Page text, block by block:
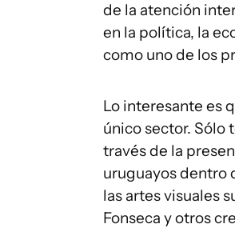
de la atención
en la política, la
como uno de los
Lo interesante es
único sector. Sólo
través de la
uruguayos dentro
las artes visuales
Fonseca y otros